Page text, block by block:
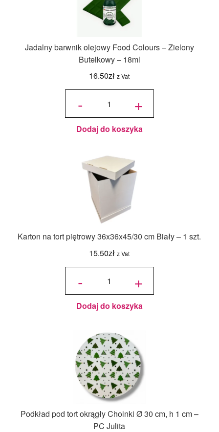
Jadalny barwnik olejowy Food Colours – Zielony
Butelkowy – 18ml
16.50zł z Vat
-
ilość
olejowy
Food
Colours -
Zielony
Butelkowy
+
Dodaj do koszyka
Karton na tort piętrowy 36x36x45/30 cm Biały – 1 szt.
15.50zł z Vat
-
ilość Karton
36x36x45/30
cm Biały - 1
szt. +
Dodaj do koszyka
Podkład pod tort okrągły Choinki Ø 30 cm, h 1 cm –
PC Julita